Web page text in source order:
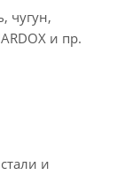
чугун,
и пр.
и